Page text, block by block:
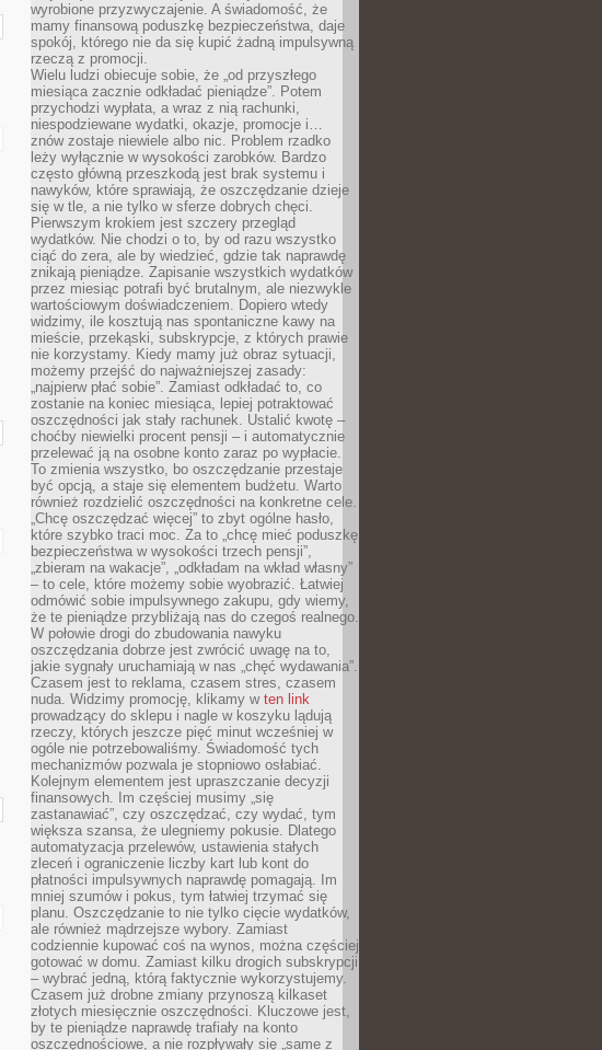
wyrobione przyzwyczajenie. A świadomość, że
mamy finansową poduszkę bezpieczeństwa, daje
spokój, którego nie da się kupić żadną impulsywną
rzeczą z promocji.
Wielu ludzi obiecuje sobie, że „od przyszłego
miesiąca zacznie odkładać pieniądze”. Potem
przychodzi wypłata, a wraz z nią rachunki,
niespodziewane wydatki, okazje, promocje i…
znów zostaje niewiele albo nic. Problem rzadko
leży wyłącznie w wysokości zarobków. Bardzo
często główną przeszkodą jest brak systemu i
nawyków, które sprawiają, że oszczędzanie dzieje
się w tle, a nie tylko w sferze dobrych chęci.
Pierwszym krokiem jest szczery przegląd
wydatków. Nie chodzi o to, by od razu wszystko
ciąć do zera, ale by wiedzieć, gdzie tak naprawdę
znikają pieniądze. Zapisanie wszystkich wydatków
przez miesiąc potrafi być brutalnym, ale niezwykle
wartościowym doświadczeniem. Dopiero wtedy
widzimy, ile kosztują nas spontaniczne kawy na
mieście, przekąski, subskrypcje, z których prawie
nie korzystamy. Kiedy mamy już obraz sytuacji,
możemy przejść do najważniejszej zasady:
„najpierw płać sobie”. Zamiast odkładać to, co
zostanie na koniec miesiąca, lepiej potraktować
oszczędności jak stały rachunek. Ustalić kwotę –
choćby niewielki procent pensji – i automatycznie
przelewać ją na osobne konto zaraz po wypłacie.
To zmienia wszystko, bo oszczędzanie przestaje
być opcją, a staje się elementem budżetu. Warto
również rozdzielić oszczędności na konkretne cele.
„Chcę oszczędzać więcej” to zbyt ogólne hasło,
które szybko traci moc. Za to „chcę mieć poduszkę
bezpieczeństwa w wysokości trzech pensji”,
„zbieram na wakacje”, „odkładam na wkład własny”
– to cele, które możemy sobie wyobrazić. Łatwiej
odmówić sobie impulsywnego zakupu, gdy wiemy,
że te pieniądze przybliżają nas do czegoś realnego.
W połowie drogi do zbudowania nawyku
oszczędzania dobrze jest zwrócić uwagę na to,
jakie sygnały uruchamiają w nas „chęć wydawania”.
Czasem jest to reklama, czasem stres, czasem
nuda. Widzimy promocję, klikamy w ten link
prowadzący do sklepu i nagle w koszyku lądują
rzeczy, których jeszcze pięć minut wcześniej w
ogóle nie potrzebowaliśmy. Świadomość tych
mechanizmów pozwala je stopniowo osłabiać.
Kolejnym elementem jest upraszczanie decyzji
finansowych. Im częściej musimy „się
zastanawiać”, czy oszczędzać, czy wydać, tym
większa szansa, że ulegniemy pokusie. Dlatego
automatyzacja przelewów, ustawienia stałych
zleceń i ograniczenie liczby kart lub kont do
płatności impulsywnych naprawdę pomagają. Im
mniej szumów i pokus, tym łatwiej trzymać się
planu. Oszczędzanie to nie tylko cięcie wydatków,
ale również mądrzejsze wybory. Zamiast
codziennie kupować coś na wynos, można częściej
gotować w domu. Zamiast kilku drogich subskrypcji
– wybrać jedną, którą faktycznie wykorzystujemy.
Czasem już drobne zmiany przynoszą kilkaset
złotych miesięcznie oszczędności. Kluczowe jest,
by te pieniądze naprawdę trafiały na konto
oszczędnościowe, a nie rozpływały się „same z